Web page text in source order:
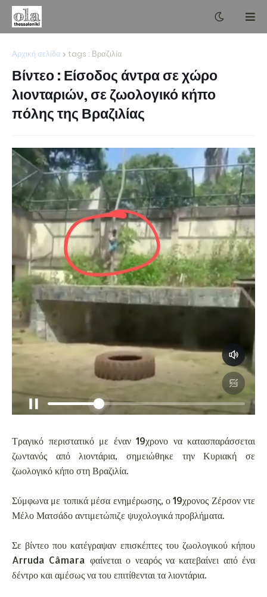
Αρχική σελίδα tags : Βραζιλία
Βίντεο : Είσοδος άντρα σε χώρο
λιονταριών, σε ζωολογικό κήπο
πόλης της Βραζιλίας
Τραγικό περιστατικό με έναν 19χρονο να κατασπαράσσεται
ζωντανός από λιοντάρια, σημειώθηκε την Κυριακή σε
ζωολογικό κήπο στη Βραζιλία.
Σύμφωνα με τοπικά μέσα ενημέρωσης, ο 19χρονος Ζέρσον ντε
Μέλο Ματσάδο αντιμετώπιζε ψυχολογικά προβλήματα.
Σε βίντεο που κατέγραψαν επισκέπτες του ζωολογικού κήπου
Arruda Câmara φαίνεται ο νεαρός να κατεβαίνει από ένα
δέντρο και αμέσως να του επιτίθενται τα λιοντάρια.